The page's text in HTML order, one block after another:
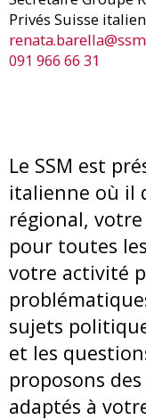
Privés Suisse
091 966 66 31
Le SSM est
italienne où il
régional,
pour toutes
votre activité
sujets
et les
proposons
adaptés à